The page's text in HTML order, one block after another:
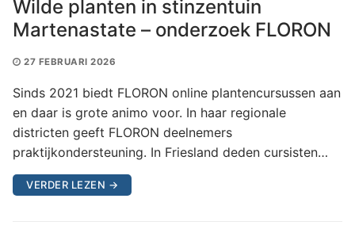
Wilde planten in stinzentuin
Martenastate – onderzoek FLORON
27 FEBRUARI 2026
Sinds 2021 biedt FLORON online plantencursussen aan
en daar is grote animo voor. In haar regionale
districten geeft FLORON deelnemers
praktijkondersteuning. In Friesland deden cursisten…
VERDER LEZEN →